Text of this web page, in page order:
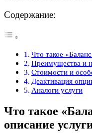
Содержание:
Что такое
Преимущества и
Стоимости и
Деактивация
Аналоги услуги
Что такое
описание